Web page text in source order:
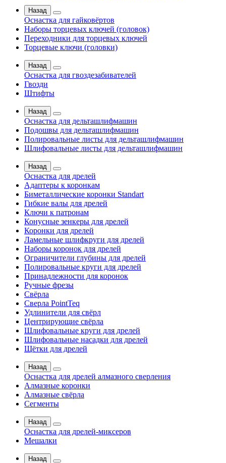
Назад
Оснастка для гайковёртов
Наборы торцевых ключей (головок)
Переходники для торцевых ключей
Торцевые ключи (головки)
Назад
Оснастка для гвоздезабивателей
Гвозди
Штифты
Назад
Оснастка для дельташлифмашин
Подошвы для дельташлифмашин
Полировальные листы для дельташлифмашин
Шлифовальные листы для дельташлифмашин
Назад
Оснастка для дрелей
Адаптеры к коронкам
Биметаллические коронки Standart
Гибкие валы для дрелей
Ключи к патронам
Конусные зенкеры для дрелей
Коронки для дрелей
Ламельные шлифкруги для дрелей
Наборы коронок для дрелей
Ограничители глубины для дрелей
Полировальные круги для дрелей
Принадлежности для коронок
Ручные фрезы
Свёрла
Сверла PointTeq
Удлинители для свёрл
Центрирующие свёрла
Шлифовальные круги для дрелей
Шлифовальные насадки для дрелей
Щётки для дрелей
Назад
Оснастка для дрелей алмазного сверления
Алмазные коронки
Алмазные свёрла
Сегменты
Назад
Оснастка для дрелей-миксеров
Мешалки
Назад